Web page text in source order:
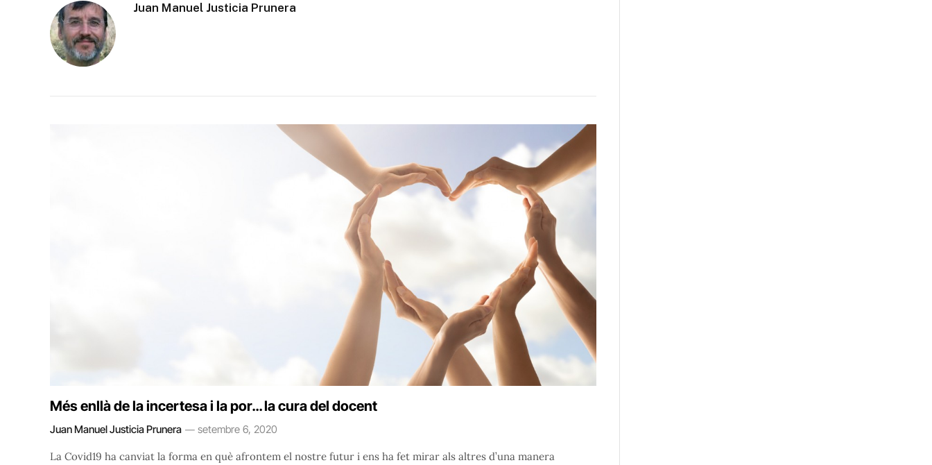
Juan Manuel Justicia Prunera
Més enllà de la incertesa i la por… la cura del docent
Juan Manuel Justicia Prunera setembre 6, 2020
La Covid19 ha canviat la forma en què afrontem el nostre futur i ens ha fet mirar als altres d’una manera